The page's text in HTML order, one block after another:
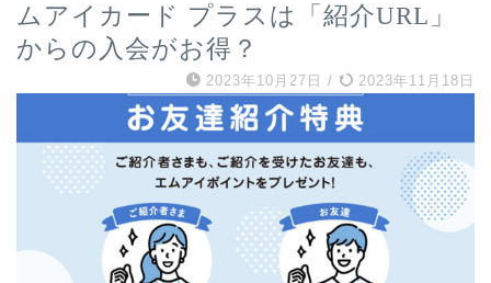
ムアイカード プラスは「紹介URL」
からの入会がお得？
2023年10月27日 / 2023年11月18日